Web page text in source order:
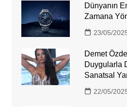
Dünyanın
Zamana
23/05/
Demet
Duygularla
Sanatsal
22/05/